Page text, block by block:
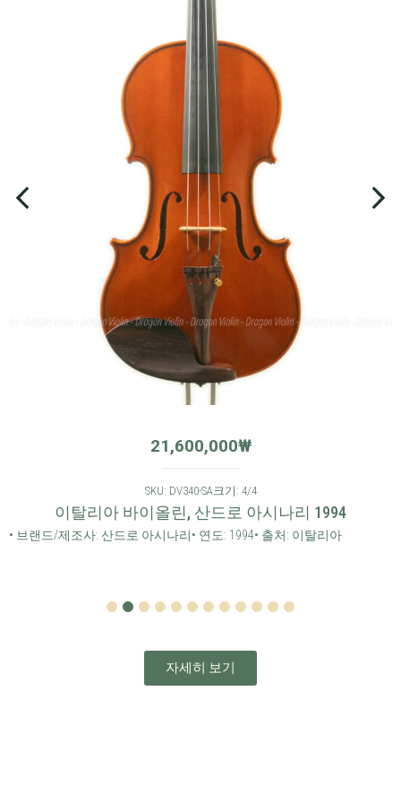
21,600,000₩
SKU: DV340-SA 크기: 4/4
이탈리아 바이올린, 산드로 아시나리 1994
• 브랜드/제조사: 산드로 아시나리• 연도: 1994• 출처: 이탈리아
4 5 6 7 8 9 101112
자세히 보기